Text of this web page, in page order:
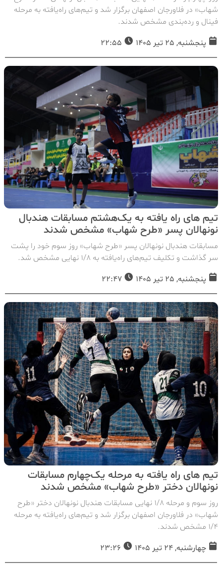
شهاب» در فلاورجان اصفهان برگزار شد و تیم‌های راه‌یافته به مرحله
فینال و رده‌بندی مشخص شدند.
پنجشنبه, 25 تیر 1405
تیم های راه یافته به یک‌هشتم مسابقات هندبال
نونهالان پسر «طرح شهاب» مشخص شدند
مسابقات هندبال نونهالان پسر «طرح شهاب» روز سوم خود را پشت
سر گذاشت و تکلیف تیم‌های راه‌یافته به ۱/۸ نهایی مشخص شد.
پنجشنبه, 25 تیر 1405
تیم های راه یافته به مرحله یک‌چهارم مسابقات
نونهالان دختر «طرح شهاب» مشخص شدند
روز سوم و مرحله ۱/۸ نهایی مسابقات هندبال نونهالان دختر «طرح
شهاب» در فلاورجان اصفهان برگزار شد و تیم‌های راه‌یافته به مرحله
۱/۴ مشخص شدند.
چهارشنبه, 24 تیر 1405